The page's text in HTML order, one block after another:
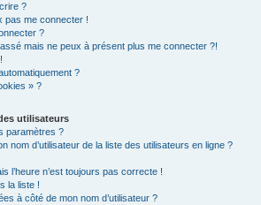
?
pas me connecter !
?
mais ne peux à présent plus me connecter ?!
?
» ?
utilisateurs
paramètres ?
nom d’utilisateur de la liste des utilisateurs en ligne ?
l’heure n’est toujours pas correcte !
la liste !
à côté de mon nom d’utilisateur ?